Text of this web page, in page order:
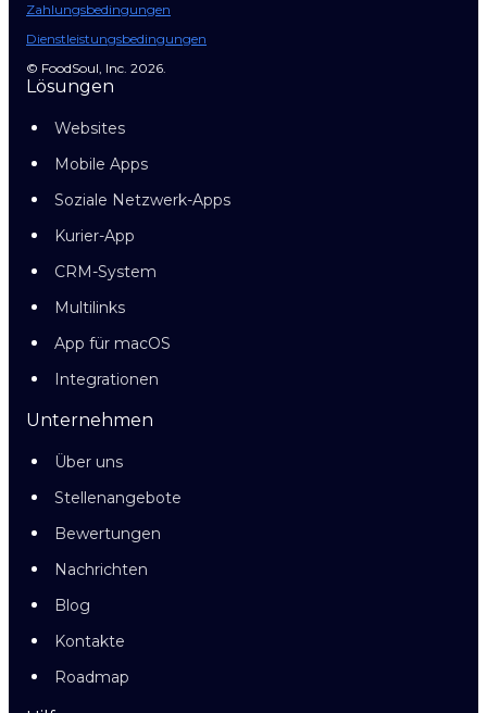
Zahlungsbedingungen
Dienstleistungsbedingungen
© FoodSoul, Inc. 2026.
Lösungen
Websites
Mobile Apps
Soziale Netzwerk-Apps
Kurier-App
CRM-System
Multilinks
App für macOS
Integrationen
Unternehmen
Über uns
Stellenangebote
Bewertungen
Nachrichten
Blog
Kontakte
Roadmap